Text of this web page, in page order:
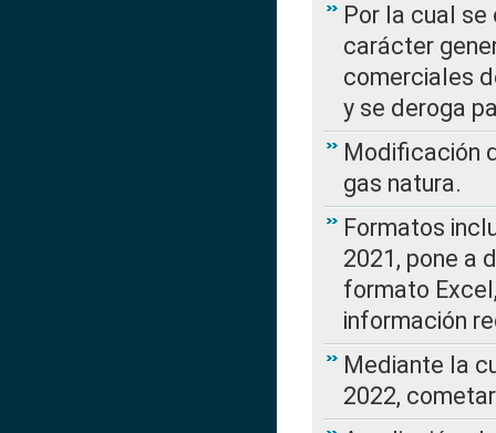
Por la cual
carácter
comerciales
y se deroga
Modificación
gas natura.
Formatos
2021, pone a
formato
información
Mediante la
2022,